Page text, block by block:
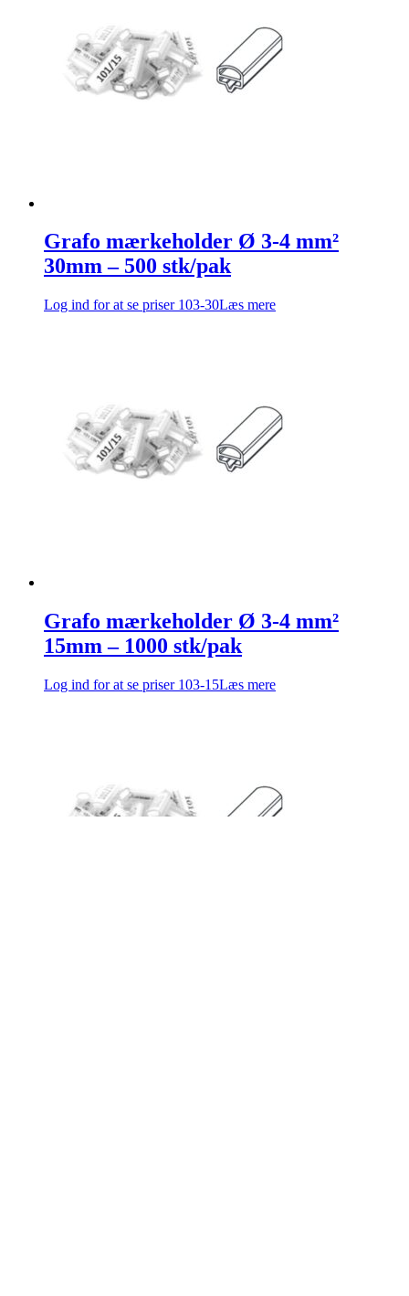
Grafo mærkeholder Ø 3-4 mm²
30mm – 500 stk/pak
Log ind for at se priser103-30Læs mere
Grafo mærkeholder Ø 3-4 mm²
15mm – 1000 stk/pak
Log ind for at se priser103-15Læs mere